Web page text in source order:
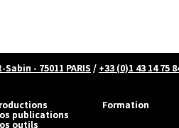
- 75011 PARIS / +33 (0)1 43 14 75
publications
outils
Formation